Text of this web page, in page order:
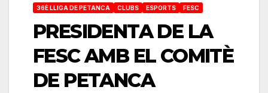
36È LLIGA DE PETANCA CLUBS ESPORTS FESC
PRESIDENTA DE LA
FESC AMB EL COMITÈ
DE PETANCA